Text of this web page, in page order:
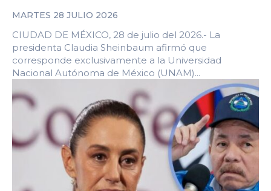
MARTES 28 JULIO 2026
CIUDAD DE MÉXICO, 28 de julio del 2026.- La
presidenta Claudia Sheinbaum afirmó que
corresponde exclusivamente a la Universidad
Nacional Autónoma de México (UNAM)...